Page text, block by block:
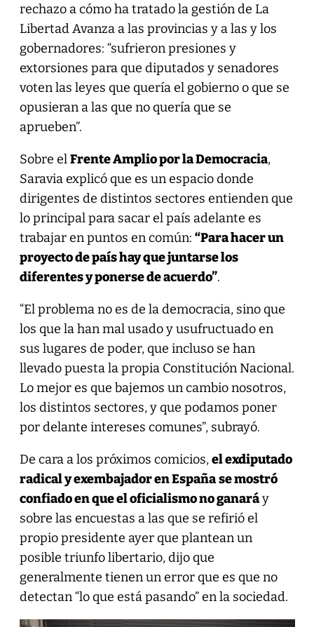
rechazo a cómo ha tratado la gestión de La
Libertad Avanza a las provincias y a las y los
gobernadores: “sufrieron presiones y
extorsiones para que diputados y senadores
voten las leyes que quería el gobierno o que se
opusieran a las que no quería que se
aprueben”.
Sobre elFrente Amplio por la Democracia,
Saravia explicó que es un espacio donde
dirigentes de distintos sectores entienden que
lo principal para sacar el país adelante es
trabajar en puntos en común: “Para hacer un
proyecto de país hay que juntarse los
diferentes y ponerse de acuerdo”.
“El problema no es de la democracia, sino que
los que la han mal usado y usufructuado en
sus lugares de poder, que incluso se han
llevado puesta la propia Constitución Nacional.
Lo mejor es que bajemos un cambio nosotros,
los distintos sectores, y que podamos poner
por delante intereses comunes”, subrayó.
De cara a los próximos comicios,el exdiputado
radical y exembajador en España se mostró
confiado en que el oficialismo no ganaráy
sobre las encuestas a las que se refirió el
propio presidente ayer que plantean un
posible triunfo libertario, dijo que
generalmente tienen un error que es que no
detectan “lo que está pasando” en la sociedad.